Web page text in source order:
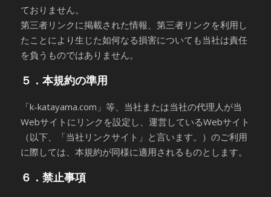
ておりません。
第三者リンクに掲載された情報、第三者リンクを利用し
たことにより生じた如何なる損害についても当社は責任
を負うものではありません。
５．本規約の準用
「k-katayama.com」等、当社または当社の代理人が当
Webサイトにリンクを設定し、運営しているWebサイト
（以下、「当社リンクサイト」と言います。）のご利用
に際しては、本規約が同様に適用されるものとします。
６．禁止事項